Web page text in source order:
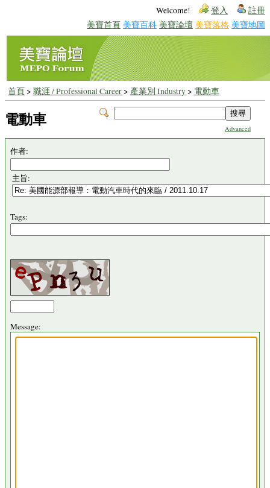
Welcome! 登入 註冊
美寶首頁 美寶百科 美寶論壇 美寶落格 美寶地圖
首頁> 職涯 / Professional Career> 產業別 Industry> 電動車
Advanced
電動車
作者:
主旨:
Tags:
Message: